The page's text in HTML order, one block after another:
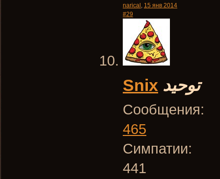
narical , 15 янв 2014
#29
Snix توحيد
Сообщения:
465
Симпатии:
441